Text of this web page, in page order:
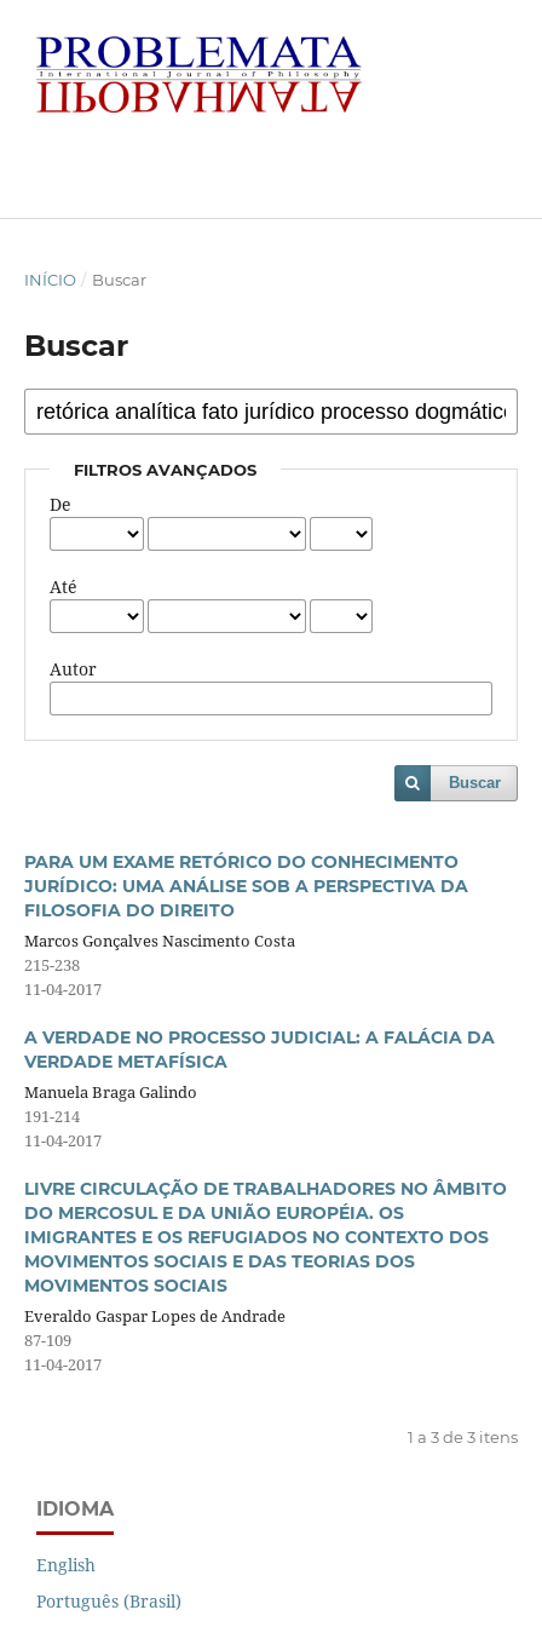
INÍCIO / Buscar
Buscar
FILTROS AVANÇADOS
De
Até
Autor
Buscar
PARA UM EXAME RETÓRICO DO CONHECIMENTO
JURÍDICO: UMA ANÁLISE SOB A PERSPECTIVA DA
FILOSOFIA DO DIREITO
Marcos Gonçalves Nascimento Costa
215-238
11-04-2017
A VERDADE NO PROCESSO JUDICIAL: A FALÁCIA DA
VERDADE METAFÍSICA
Manuela Braga Galindo
191-214
11-04-2017
LIVRE CIRCULAÇÃO DE TRABALHADORES NO ÂMBITO
DO MERCOSUL E DA UNIÃO EUROPÉIA. OS
IMIGRANTES E OS REFUGIADOS NO CONTEXTO DOS
MOVIMENTOS SOCIAIS E DAS TEORIAS DOS
MOVIMENTOS SOCIAIS
Everaldo Gaspar Lopes de Andrade
87-109
11-04-2017
1 a 3 de 3 itens
IDIOMA
English
Português (Brasil)